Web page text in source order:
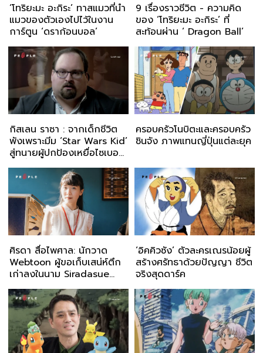
‘โทริยะมะ อะกิระ’ ทาสแมวที่นำ
แมวของตัวเองไปไว้ในงาน
การ์ตูน ‘ดราก้อนบอล’
9 เรื่องราวชีวิต - ความคิด
ของ ‘โทริยะมะ อะกิระ’ ที่
สะท้อนผ่าน ‘ Dragon Ball’
กิสเลน ราซา : จากเด็กชีวิต
พังเพราะมีม ‘Star Wars Kid’
สู่ทนายผู้ปกป้องเหยื่อไซเบอร์
บูลลี่
ครอบครัวโนบิตะและครอบครัว
ชินจัง ภาพแทนญี่ปุ่นแต่ละยุค
ศิรดา สื่อไพศาล: นักวาด
Webtoon ผู้ขอเก็บเสน่ห์ตึก
เก่าลงในนาม Siradasue
ก่อนโลกทุนนิยมจะพรากทุก
อย่างไป
‘อิคคิวซัง’ ตัวละครเณรน้อยผู้
สร้างศรัทธาด้วยปัญญา ชีวิต
จริงสุดดาร์ค